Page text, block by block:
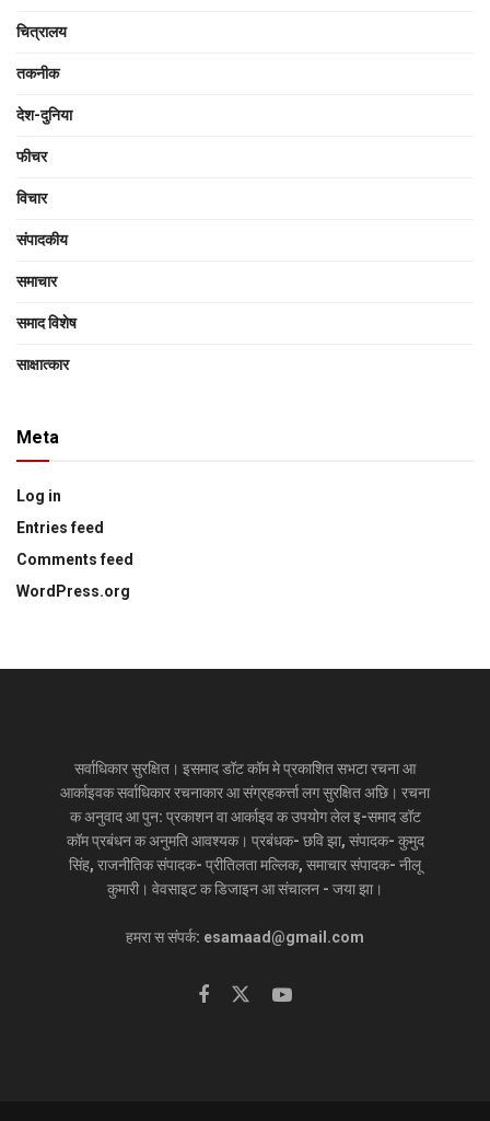
चित्रालय
तकनीक
देश-दुनिया
फीचर
विचार
संपादकीय
समाचार
समाद विशेष
साक्षात्‍कार
Meta
Log in
Entries feed
Comments feed
WordPress.org
सर्वाधिकार सुरक्षित। इसमाद डॉट कॉम मे प्रकाशित सभटा रचना आ
आर्काइवक सर्वाधिकार रचनाकार आ संग्रहकर्त्ता लग सुरक्षित अछि। रचना
क अनुवाद आ पुन: प्रकाशन वा आर्काइव क उपयोग लेल इ-समाद डॉट
कॉम प्रबंधन क अनुमति आवश्यक। प्रबंधक- छवि झा, संपादक- कुमुद
सिंह, राजनीतिक संपादक- प्रीतिलता मल्लिक, समाचार संपादक- नीलू
कुमारी। वेवसाइट क डिजाइन आ संचालन - जया झा।
हमरा स संपर्क: esamaad@gmail.com